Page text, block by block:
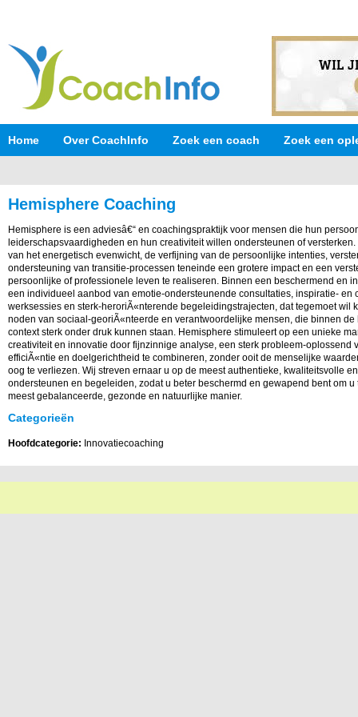
Home Over CoachInfo Zoek een coach Zoek een
Hemisphere Coaching
Hemisphere is een adviesâ€“ en coachingspraktijk voor mensen die hun
leiderschapsvaardigheden en hun creativiteit willen ondersteunen of
van het energetisch evenwicht, de verfijning van de persoonlijke intenties,
ondersteuning van transitie-processen teneinde een grotere impact en een
persoonlijke of professionele leven te realiseren. Binnen een beschermend en
een individueel aanbod van emotie-ondersteunende consultaties, inspiratie- en
werksessies en sterk-heroriÃ«nterende begeleidingstrajecten, dat tegemoet wil
noden van sociaal-georiÃ«nteerde en verantwoordelijke mensen, die binnen
context sterk onder druk kunnen staan. Hemisphere stimuleert op een unieke
creativiteit en innovatie door fijnzinnige analyse, een sterk probleem-oplossend
efficiÃ«ntie en doelgerichtheid te combineren, zonder ooit de menselijke
oog te verliezen. Wij streven ernaar u op de meest authentieke, kwaliteitsvolle
ondersteunen en begeleiden, zodat u beter beschermd en gewapend bent om
meest gebalanceerde, gezonde en natuurlijke manier.
Categorieën
Hoofdcategorie: Innovatiecoaching